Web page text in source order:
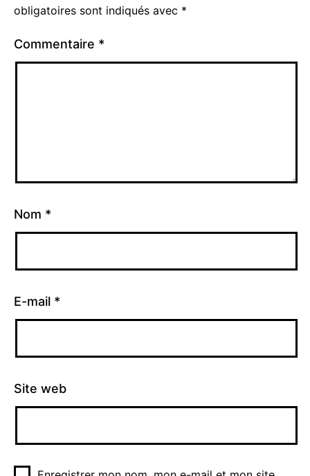
obligatoires sont indiqués avec *
Commentaire *
Nom *
E-mail *
Site web